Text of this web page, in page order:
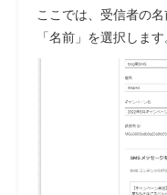
ここでは、受信者の
「名前」を選択します